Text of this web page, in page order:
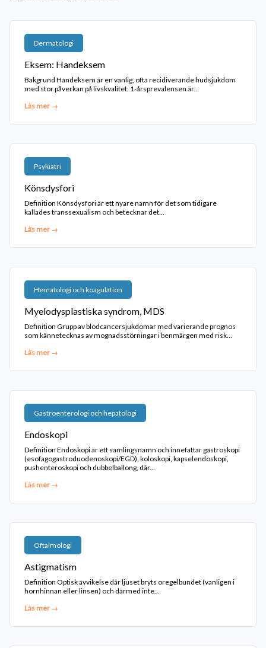
Dermatologi
Eksem: Handeksem
Bakgrund Handeksem är en vanlig, ofta recidiverande hudsjukdom
med stor påverkan på livskvalitet. 1-årsprevalensen är...
Läs mer →
Psykiatri
Könsdysfori
Definition Könsdysfori är ett nyare namn för det som tidigare
kallades transsexualism och betecknar det...
Läs mer →
Hematologi och koagulation
Myelodysplastiska syndrom, MDS
Definition Grupp av blodcancersjukdomar med varierande prognos
som kännetecknas av mognadsstörningar i benmärgen med risk...
Läs mer →
Gastroenterologi och hepatologi
Endoskopi
Definition Endoskopi är ett samlingsnamn och innefattar gastroskopi
(esofagogastroduodenoskopi/EGD), koloskopi, kapselendoskopi,
pushenteroskopi och dubbelballong, där...
Läs mer →
Oftalmologi
Astigmatism
Definition Optisk avvikelse där ljuset bryts oregelbundet (vanligen i
hornhinnan eller linsen) och därmed inte...
Läs mer →